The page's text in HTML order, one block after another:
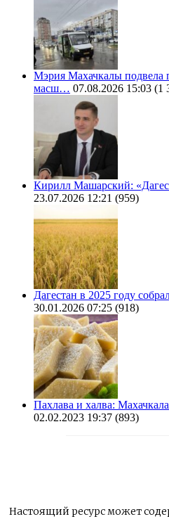
Мэрия Махачкалы подвела
масш… 07.08.2026 15:03 (1
Кирилл Машарский:
23.07.2026 12:21 (959)
Дагестан в 2025 году
30.01.2026 07:25 (918)
Пахлава и халва:
02.02.2023 19:37 (893)
Настоящий ресурс может